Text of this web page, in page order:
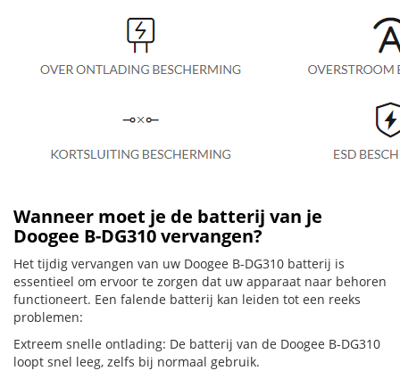
Wanneer moet je de batterij van je
Doogee B-DG310 vervangen?
Het tijdig vervangen van uw Doogee B-DG310 batterij is
essentieel om ervoor te zorgen dat uw apparaat naar behoren
functioneert. Een falende batterij kan leiden tot een reeks
problemen:
Extreem snelle ontlading: De batterij van de Doogee B-DG310
loopt snel leeg, zelfs bij normaal gebruik.